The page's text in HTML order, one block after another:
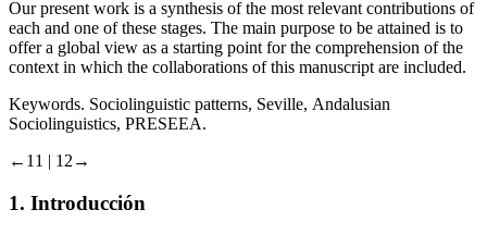
Our present work is a synthesis of the most relevant contributions of
each and one of these stages. The main purpose to be attained is to
offer a global view as a starting point for the comprehension of the
context in which the collaborations of this manuscript are included.
Keywords. Sociolinguistic patterns, Seville, Andalusian
Sociolinguistics, PRESEEA.
←11 | 12→
1. Introducción